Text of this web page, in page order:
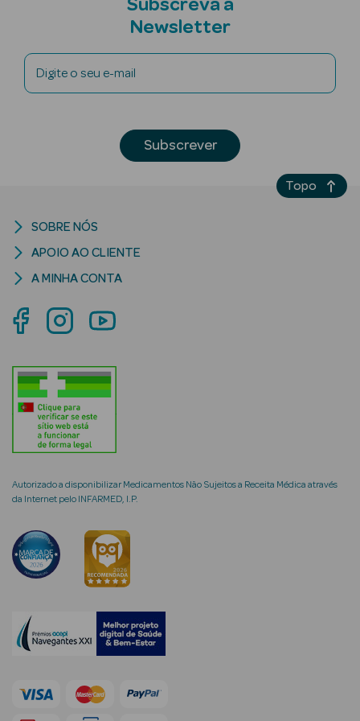
Ver Tudo
Perfumes
Subscreva a
Newsletter
Digite o seu e-mail
Subscrever
Autorizado a disponibilizar Medicamentos Não Sujeitos a Receita Médica através
da Internet pelo INFARMED, I.P.
SOBRE NÓS
APOIO AO CLIENTE
A MINHA CONTA
Topo